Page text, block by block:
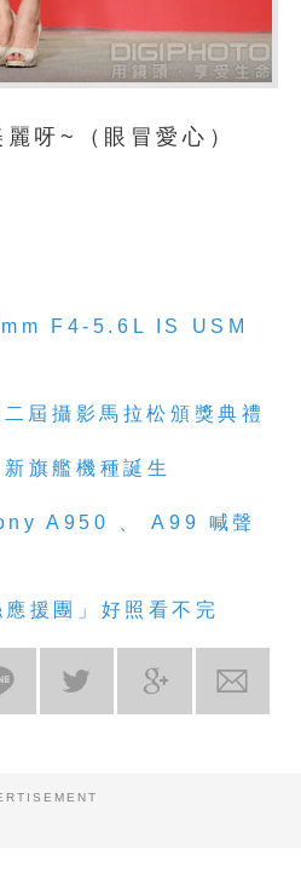
呀~（眼冒愛心）
F4-5.6L IS USM
屆攝影馬拉松頒獎典禮
旗艦機種誕生
A950 、 A99 喊聲
援團」好照看不完